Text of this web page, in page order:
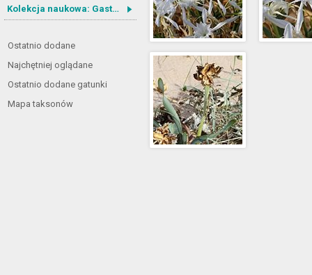
Kolekcja naukowa: Gastrotricha
Ostatnio dodane
Najchętniej oglądane
Ostatnio dodane gatunki
Mapa taksonów